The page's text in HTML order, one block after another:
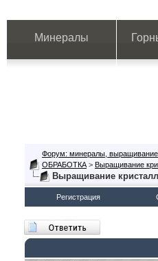
Минералы
Форум: минералы, выращивание
ОБРАБОТКА > Выращивание
Выращивание
Регистрация